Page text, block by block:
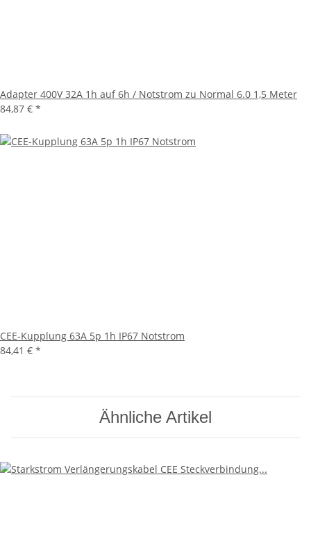
Adapter 400V 32A 1h auf 6h / Notstrom zu Normal 6.0 1,5 Meter
84,87 € *
CEE-Kupplung 63A 5p 1h IP67 Notstrom
84,41 € *
Ähnliche Artikel